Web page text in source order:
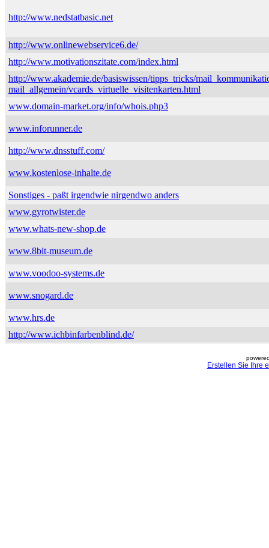
http://www.nedstatbasic.net
http://www.onlinewebservice6.de/
http://www.motivationszitate.com/index.html
http://www.akademie.de/basiswissen/tipps_tricks/
mail_allgemein/vcards_virtuelle_visitenkarten.html
www.domain-market.org/info/whois.php3
www.inforunner.de
http://www.dnsstuff.com/
www.kostenlose-inhalte.de
Sonstiges - paßt irgendwie nirgendwo anders
www.gyrotwister.de
www.whats-new-shop.de
www.8bit-museum.de
www.voodoo-systems.de
www.snogard.de
www.hrs.de
http://www.ichbinfarbenblind.de/
Erstellen Sie Ihre